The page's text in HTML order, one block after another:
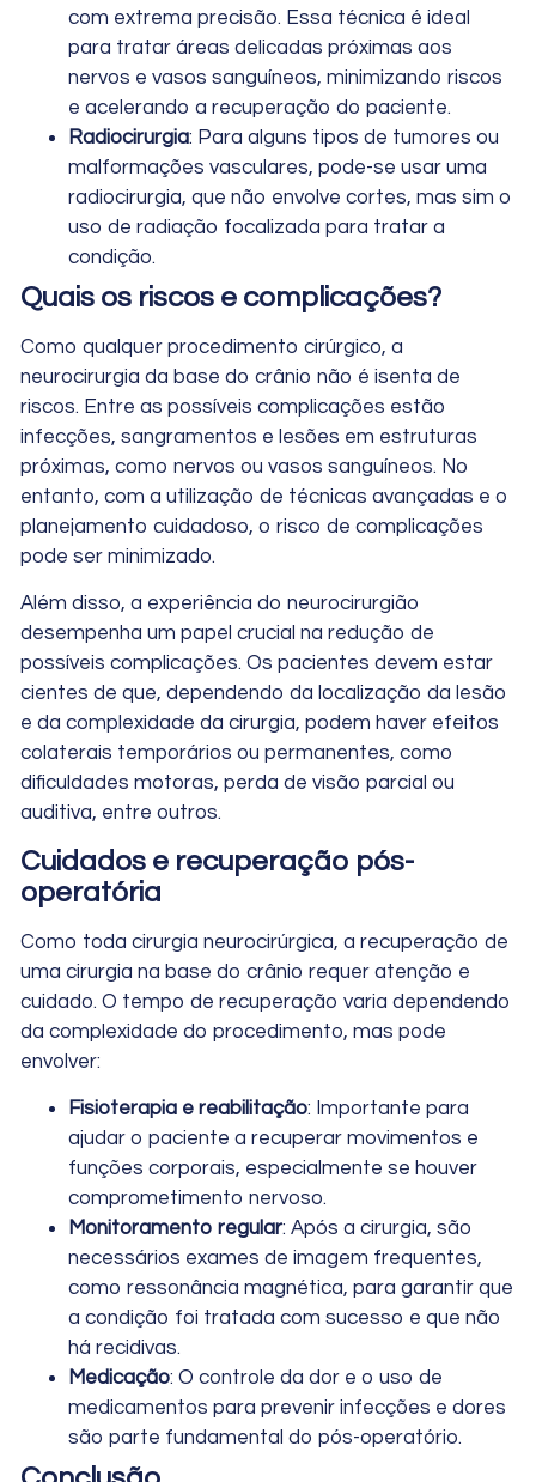
com extrema precisão. Essa técnica é ideal
para tratar áreas delicadas próximas aos
nervos e vasos sanguíneos, minimizando riscos
e acelerando a recuperação do paciente.
Radiocirurgia: Para alguns tipos de tumores ou
malformações vasculares, pode-se usar uma
radiocirurgia, que não envolve cortes, mas sim o
uso de radiação focalizada para tratar a
condição.
Quais os riscos e complicações?
Como qualquer procedimento cirúrgico, a
neurocirurgia da base do crânio não é isenta de
riscos. Entre as possíveis complicações estão
infecções, sangramentos e lesões em estruturas
próximas, como nervos ou vasos sanguíneos. No
entanto, com a utilização de técnicas avançadas e o
planejamento cuidadoso, o risco de complicações
pode ser minimizado.
Além disso, a experiência do neurocirurgião
desempenha um papel crucial na redução de
possíveis complicações. Os pacientes devem estar
cientes de que, dependendo da localização da lesão
e da complexidade da cirurgia, podem haver efeitos
colaterais temporários ou permanentes, como
dificuldades motoras, perda de visão parcial ou
auditiva, entre outros.
Cuidados e recuperação pós-
operatória
Como toda cirurgia neurocirúrgica, a recuperação de
uma cirurgia na base do crânio requer atenção e
cuidado. O tempo de recuperação varia dependendo
da complexidade do procedimento, mas pode
envolver:
Fisioterapia e reabilitação: Importante para
ajudar o paciente a recuperar movimentos e
funções corporais, especialmente se houver
comprometimento nervoso.
Monitoramento regular: Após a cirurgia, são
necessários exames de imagem frequentes,
como ressonância magnética, para garantir que
a condição foi tratada com sucesso e que não
há recidivas.
Medicação: O controle da dor e o uso de
medicamentos para prevenir infecções e dores
são parte fundamental do pós-operatório.